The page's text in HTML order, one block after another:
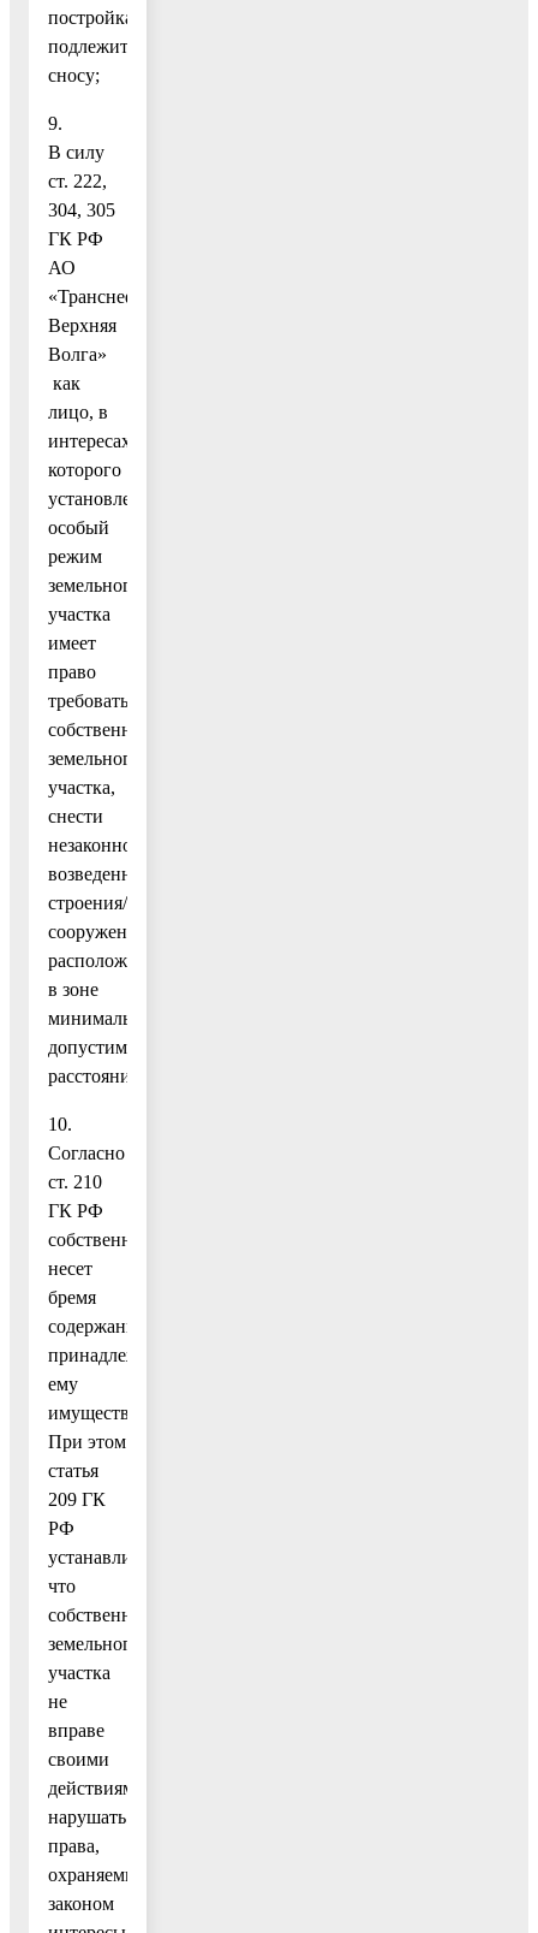
постройка
подлежит
сносу;
9.
В силу
ст. 222,
304, 305
ГК РФ
АО
«Транснефть-
Верхняя
Волга»
как
лицо, в
интересах
которого
установлен
особый
режим
земельного
участка
имеет
право
требовать,
собственника
земельного
участка,
снести
незаконно
возведенные
строения/
сооружения,
расположенные
в зоне
минимально
допустимых
расстояний;
10.
Согласно
ст. 210
ГК РФ
собственник
несет
бремя
содержания
принадлежащего
ему
имущества.
При этом
статья
209 ГК
РФ
устанавливает,
что
собственник
земельного
участка
не
вправе
своими
действиями
нарушать
права,
охраняемые
законом